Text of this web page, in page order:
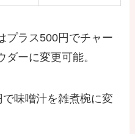
プラス500円でチャー
ダーに変更可能。
味噌汁を雑煮椀に変